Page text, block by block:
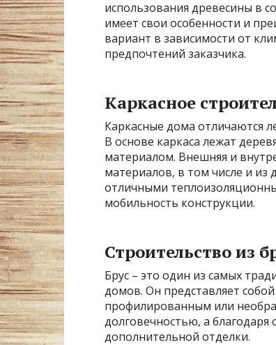
использования древесины в
имеет свои особенности и
вариант в зависимости от
предпочтений заказчика.
Каркасное
Каркасные дома отличаются
В основе каркаса лежат
материалом. Внешняя и
материалов, в том числе и из
отличными
мобильность конструкции.
Строительство из
Брус – это один из самых
домов. Он представляет
профилированным или
долговечностью, а
дополнительной отделки.